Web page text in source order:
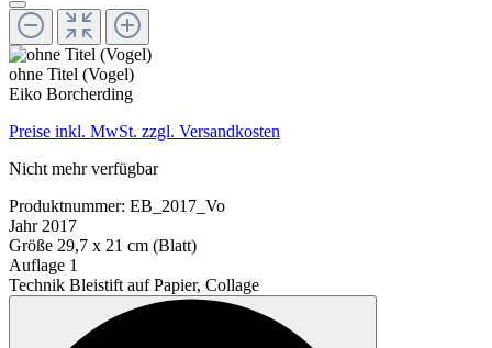
ohne Titel (Vogel)
Eiko Borcherding
Preise inkl. MwSt. zzgl. Versandkosten
Nicht mehr verfügbar
Produktnummer: EB_2017_Vo
Jahr 2017
Größe 29,7 x 21 cm (Blatt)
Auflage 1
Technik Bleistift auf Papier, Collage